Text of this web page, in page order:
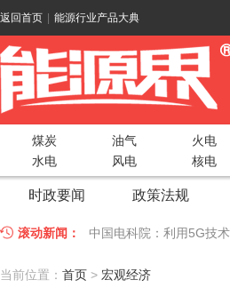
返回首页 能源行业产品大典
煤炭 油气 火电
水电
风电 核电
时政要闻 政策法规
滚动新闻： 中国电科院：利用5G技
江苏车牛山岛智能微电网
当前位置： 首页 > 宏观经济